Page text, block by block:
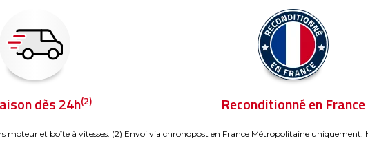
dès 24h(2) Reconditionné en France
moteur et boîte à vitesses. (2) Envoi via chronopost en France Métropolitaine uniquement.